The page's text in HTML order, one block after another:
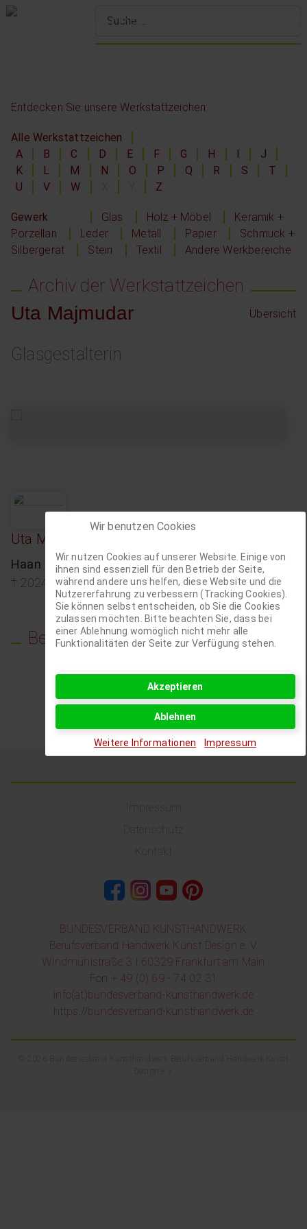
Entdecken Sie unsere Werkstattzeichen:
Alle Werkstattzeichen
A
B C D E F G H
J
K
L M N O P Q R S
T
U
V W Z
Gewerk Glas Holz + Möbel
Keramik +
Porzellan
Leder Metall Papier
Schmuck +
Silbergerät
Stein Textil Andere Werkbereiche
Archiv der Werkstattzeichen
Übersicht
Uta Majmudar
Glasgestalterin
Uta Majmudar
Haan
† 2024
Übersicht
Bemerkungen
Impressum
Datenschutz
Kontakt
BUNDESVERBAND KUNSTHANDWERK
Berufsverband Handwerk Kunst Design e. V.
Windmühlstraße 3 I 60329 Frankfurt am Main
Fon + 49 (0) 69 - 74 02 31
info(at)bundesverband-kunsthandwerk.de
https://bundesverband-kunsthandwerk.de
Wir benutzen Cookies
Wir nutzen Cookies auf unserer Website. Einige von
ihnen sind essenziell für den Betrieb der Seite,
während andere uns helfen, diese Website und die
Nutzererfahrung zu verbessern (Tracking Cookies).
Sie können selbst entscheiden, ob Sie die Cookies
zulassen möchten. Bitte beachten Sie, dass bei
einer Ablehnung womöglich nicht mehr alle
Funktionalitäten der Seite zur Verfügung stehen.
Akzeptieren
Ablehnen
Weitere Informationen Impressum